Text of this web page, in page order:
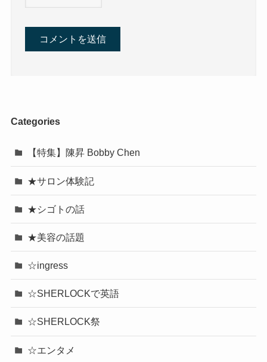
Categories
【特集】陳昇 Bobby Chen
★サロン体験記
★シゴトの話
★美容の話題
☆ingress
☆SHERLOCKで英語
☆SHERLOCK祭
☆エンタメ